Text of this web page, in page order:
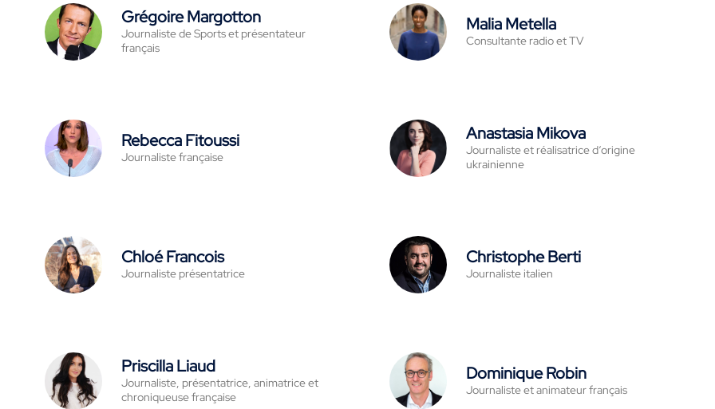
Grégoire Margotton
Journaliste de Sports et présentateur
français
Malia Metella
Consultante radio et TV
Rebecca Fitoussi
Journaliste française
Anastasia Mikova
Journaliste et réalisatrice d‘origine
ukrainienne
Chloé Francois
Journaliste présentatrice
Christophe Berti
Journaliste italien
Priscilla Liaud
Journaliste, présentatrice, animatrice et
chroniqueuse française
Dominique Robin
Journaliste et animateur français